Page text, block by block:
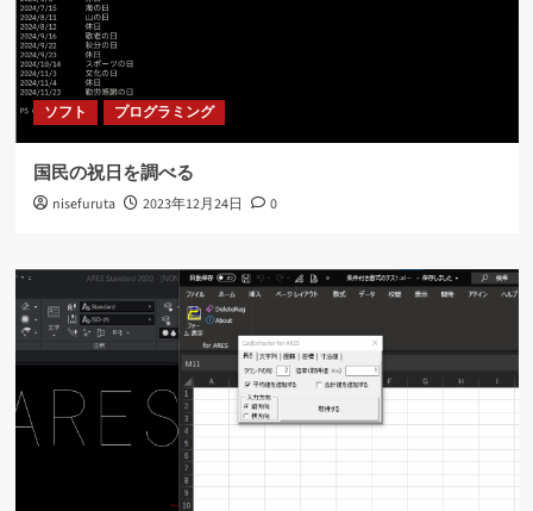
ソフト プログラミング
国民の祝日を調べる
nisefuruta 2023年12月24日 0